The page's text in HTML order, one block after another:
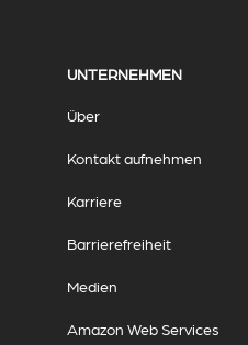
UNTERNEHMEN
Über
Kontakt aufnehmen
Karriere
Barrierefreiheit
Medien
Amazon Web Services